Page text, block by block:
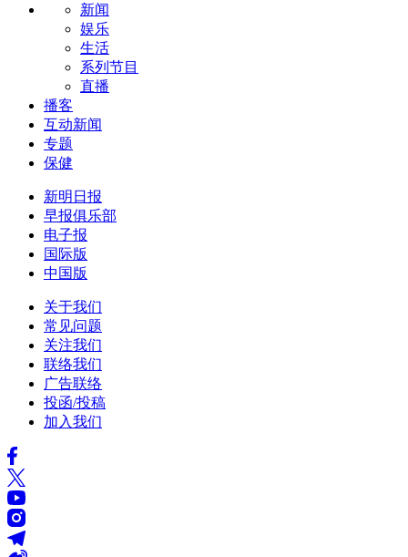
新闻
娱乐
生活
系列节目
直播
播客
互动新闻
专题
保健
新明日报
早报俱乐部
电子报
国际版
中国版
关于我们
常见问题
关注我们
联络我们
广告联络
投函/投稿
加入我们